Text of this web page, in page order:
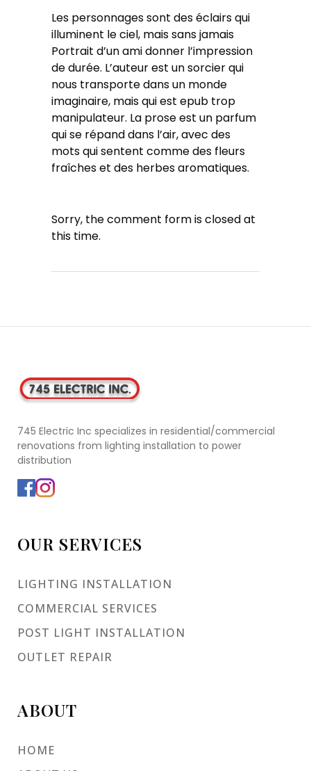
Les personnages sont des éclairs qui
illuminent le ciel, mais sans jamais
Portrait d’un ami donner l’impression
de durée. L’auteur est un sorcier qui
nous transporte dans un monde
imaginaire, mais qui est epub trop
manipulateur. La prose est un parfum
qui se répand dans l’air, avec des
mots qui sentent comme des fleurs
fraîches et des herbes aromatiques.
Sorry, the comment form is closed at
this time.
745 Electric Inc specializes in residential/commercial
renovations from lighting installation to power
distribution
OUR SERVICES
LIGHTING INSTALLATION
COMMERCIAL SERVICES
POST LIGHT INSTALLATION
OUTLET REPAIR
ABOUT
HOME